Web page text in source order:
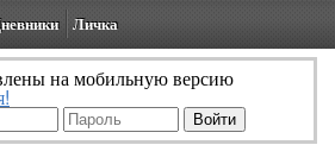
Личка
на мобильную версию